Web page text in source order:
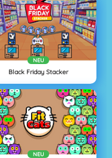
NEU
Black Friday Stacker
NEU